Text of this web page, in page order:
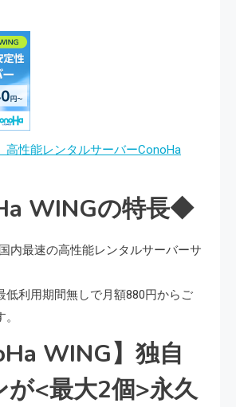
高性能レンタルサーバーConoHa
WINGの特長◆
内最速の高性能レンタルサーバーサ
低利用期間無しで月額880円からご
WING】独自
が<最大2個>永久